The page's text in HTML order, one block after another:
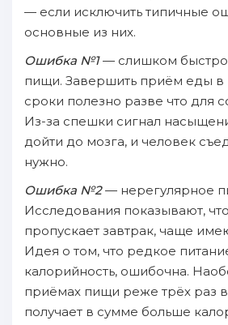
— если исключить типичные
основные из них.
Ошибка №1— слишком
пищи. Завершить приём еды
сроки полезно разве что для
Из-за спешки сигнал
дойти до мозга, и человек
нужно.
Ошибка №2— нерегулярное
Исследования показывают, что
пропускает завтрак, чаще
Идея о том, что редкое
калорийность, ошибочна.
приёмах пищи реже трёх раз
получает в сумме больше